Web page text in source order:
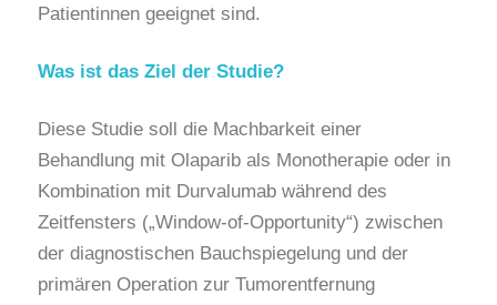
Patientinnen geeignet sind.
Was ist das Ziel der Studie?
Diese Studie soll die Machbarkeit einer
Behandlung mit Olaparib als Monotherapie oder in
Kombination mit Durvalumab während des
Zeitfensters („Window-of-Opportunity“) zwischen
der diagnostischen Bauchspiegelung und der
primären Operation zur Tumorentfernung